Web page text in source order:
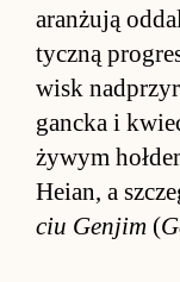
aran­żują
tyczną
wisk
gancka i
żywym
Heian, a
ciu Gen­jim (